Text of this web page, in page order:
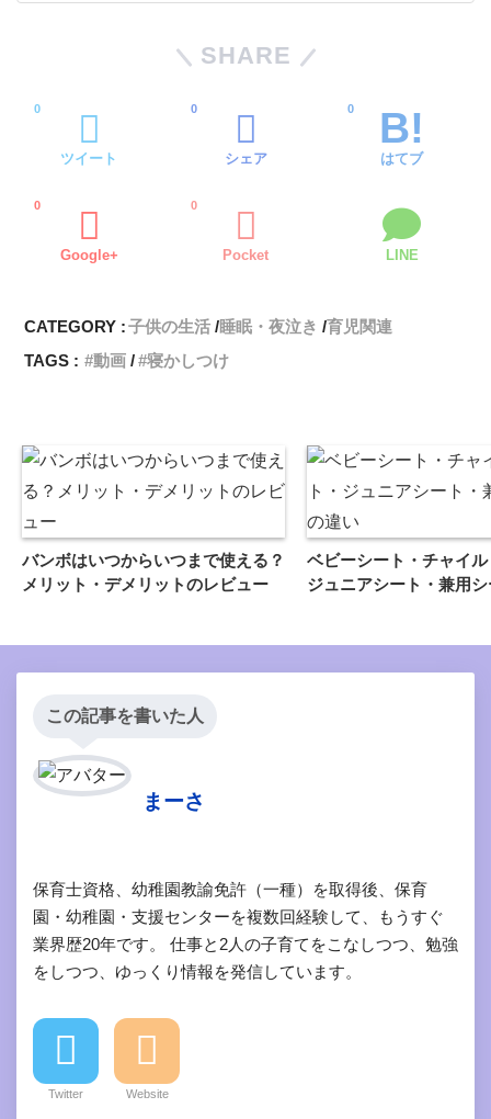
SHARE
ツイート
0
シェア
0
はてブ
0
Google+
0
Pocket
0
LINE
CATEGORY :子供の生活 睡眠・夜泣き
育児関連
TAGS :
動画 寝かしつけ
バンボはいつからいつまで使える？
メリット・デメリットのレビュー
ベビーシート・チャイ
ジュニアシート・兼用
この記事を書いた人
まーさ
保育士資格、幼稚園教諭免許（一種）を取得後、保育
園・幼稚園・支援センターを複数回経験して、もうすぐ
業界歴20年です。 仕事と2人の子育てをこなしつつ、勉強
をしつつ、ゆっくり情報を発信しています。
Twitter Website